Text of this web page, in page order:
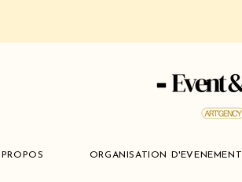
ORGANISATION D'EVENEMENT